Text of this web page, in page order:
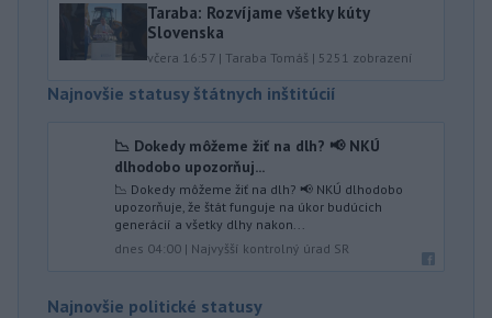
Taraba: Rozvíjame všetky kúty
Slovenska
včera 16:57 | Taraba Tomáš | 5251 zobrazení
Najnovšie statusy štátnych inštitúcií
📉 Dokedy môžeme žiť na dlh? 📢 NKÚ
dlhodobo upozorňuj...
📉 Dokedy môžeme žiť na dlh? 📢 NKÚ dlhodobo
upozorňuje, že štát funguje na úkor budúcich
generácií a všetky dlhy nakon...
dnes 04:00 | Najvyšší kontrolný úrad SR
Najnovšie politické statusy